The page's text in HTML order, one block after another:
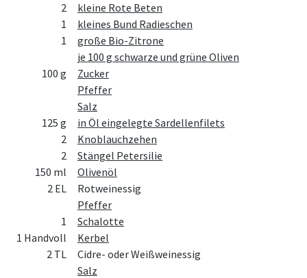
2
kleine Rote Beten
1
kleines Bund Radieschen
1
große Bio-Zitrone
je 100 g schwarze und grüne Oliven
100 g
Zucker
Pfeffer
Salz
125 g
in Öl eingelegte Sardellenfilets
2
Knoblauchzehen
2
Stängel Petersilie
150 ml
Olivenöl
2 EL
Rotweinessig
Pfeffer
1
Schalotte
1 Handvoll
Kerbel
2 TL
Cidre- oder Weißweinessig
Salz